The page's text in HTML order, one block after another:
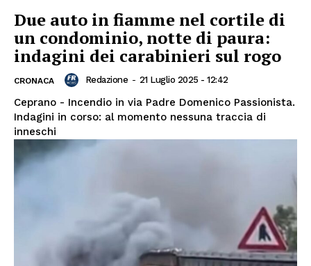
Due auto in fiamme nel cortile di
un condominio, notte di paura:
indagini dei carabinieri sul rogo
CRONACA Redazione - 21 Luglio 2025 - 12:42
Ceprano - Incendio in via Padre Domenico Passionista.
Indagini in corso: al momento nessuna traccia di
inneschi